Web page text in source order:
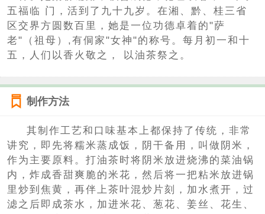
五福临 门，活到了九十九岁。在湘、黔、桂三省
区交界方圆数百里，她是一位功德卓着的"萨
老"（祖母）,有侗家"女神"的称号。每月初一和十
五，人们以香火敬之， 以油茶祭之。
制作方法
其制作工艺和口味基本上都保持了传统，非常
讲究，即先将糯米蒸成饭，阴干备用，叫做阴米，
作为主要原料。打油茶时将阴米放进烧沸的菜油锅
内，炸成香甜爽脆的米花，然后将一把粘米放进锅
里炒到焦黄，再伴上茶叶混炒片刻，加水煮开，过
滤之后即成茶水，加进米花、葱花、姜丝、花生、